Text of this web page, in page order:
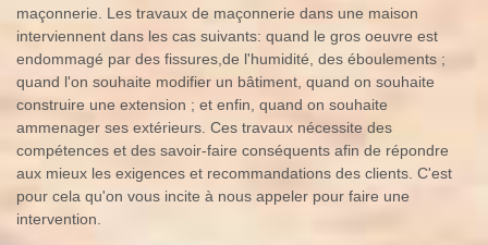
maçonnerie. Les travaux de maçonnerie dans une maison
interviennent dans les cas suivants: quand le gros oeuvre est
endommagé par des fissures,de l'humidité, des éboulements ;
quand l'on souhaite modifier un bâtiment, quand on souhaite
construire une extension ; et enfin, quand on souhaite
ammenager ses extérieurs. Ces travaux nécessite des
compétences et des savoir-faire conséquents afin de répondre
aux mieux les exigences et recommandations des clients. C'est
pour cela qu'on vous incite à nous appeler pour faire une
intervention.